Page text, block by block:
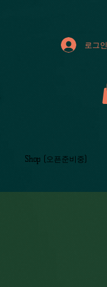
로그인
Shop (오픈준비중)